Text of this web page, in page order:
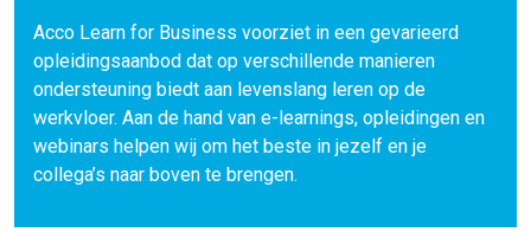
Acco Learn for Business voorziet in een gevarieerd
opleidingsaanbod dat op verschillende manieren
ondersteuning biedt aan levenslang leren op de
werkvloer. Aan de hand van e-learnings, opleidingen en
webinars helpen wij om het beste in jezelf en je
collega’s naar boven te brengen.